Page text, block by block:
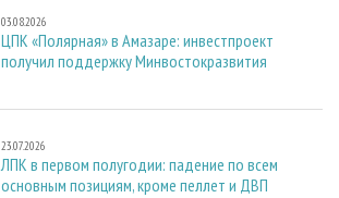
03.08.2026
ЦПК «Полярная» в Амазаре: инвестпроект
получил поддержку Минвостокразвития
23.07.2026
ЛПК в первом полугодии: падение по всем
основным позициям, кроме пеллет и ДВП